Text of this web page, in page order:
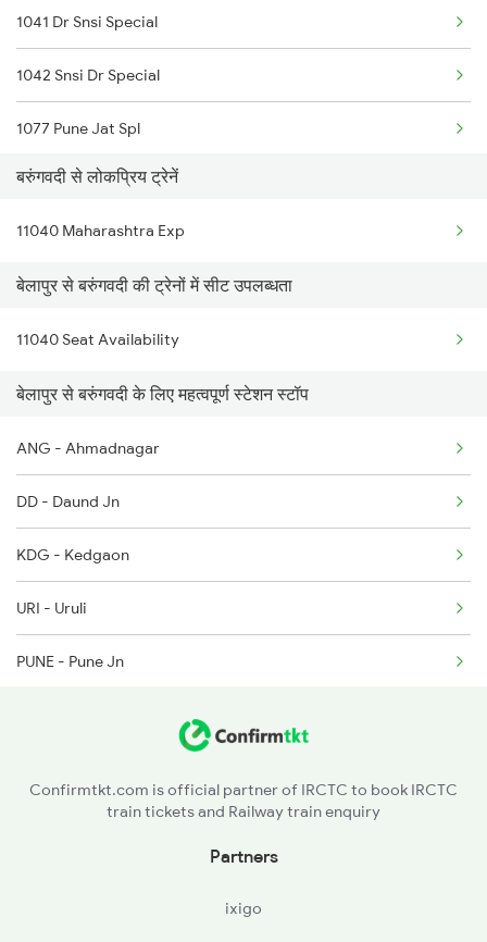
1041 Dr Snsi Special
1042 Snsi Dr Special
1077 Pune Jat Spl
1078 Jhelum Covid
2035 Pune Ngp Sf Spl
2036 Ngp Pune Sf Spl
2047 Kop Nzm Sf Spl
2048 Nzm Kop Exp Spl
2135 Banaras Fes Spl
2136 Pune Festival Sp
2149 Pune Dnr Spl
2150 Dnr Pune Special
बरुंगवदी से लोकप्रिय ट्रेनें
11040 Maharashtra Exp
बेलापुर से बरुंगवदी की ट्रेनों में सीट उपलब्धता
11040 Seat Availability
बेलापुर से बरुंगवदी के लिए महत्वपूर्ण स्टेशन स्टॉप
ANG - Ahmadnagar
DD - Daund Jn
KDG - Kedgaon
URI - Uruli
PUNE - Pune Jn
Confirmtkt.com is official partner of IRCTC to book IRCTC
train tickets and Railway train enquiry
Partners
ixigo